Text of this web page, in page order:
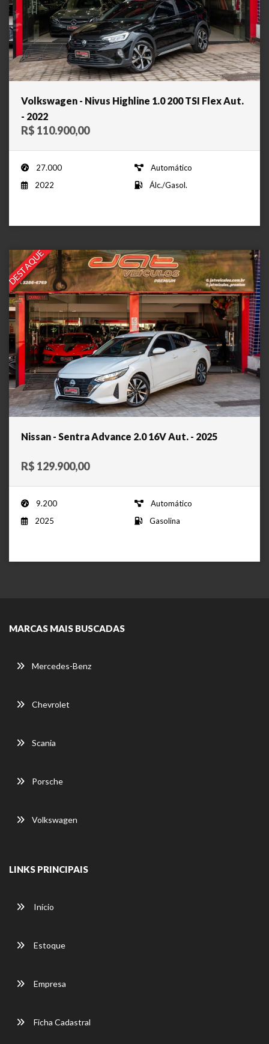
Volkswagen - Nivus Highline 1.0 200 TSI Flex Aut.
- 2022
R$ 110.900,00
27.000
Automático
2022
Álc./Gasol.
DESTAQUE
Nissan - Sentra Advance 2.0 16V Aut. - 2025
R$ 129.900,00
9.200
Automático
2025
Gasolina
MARCAS MAIS BUSCADAS
Mercedes-Benz
Chevrolet
Scania
Porsche
Volkswagen
LINKS PRINCIPAIS
Início
Estoque
Empresa
Ficha Cadastral